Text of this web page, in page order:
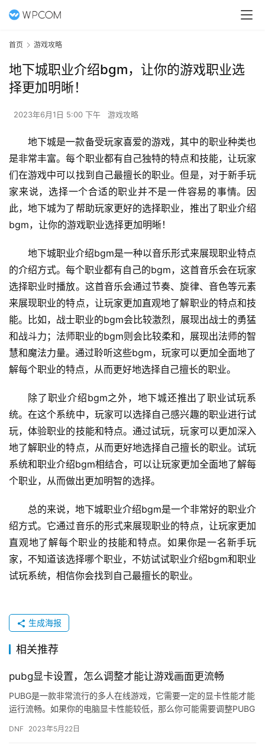
首页 游戏攻略
地下城职业介绍bgm，让你的游戏职业选
择更加明晰！
2023年6月1日 5:00 下午 游戏攻略
地下城是一款备受玩家喜爱的游戏，其中的职业种类也
是非常丰富。每个职业都有自己独特的特点和技能，让玩家
们在游戏中可以找到自己最擅长的职业。但是，对于新手玩
家来说，选择一个合适的职业并不是一件容易的事情。因
此，地下城为了帮助玩家更好的选择职业，推出了职业介绍
bgm，让你的游戏职业选择更加明晰！
地下城职业介绍bgm是一种以音乐形式来展现职业特点
的介绍方式。每个职业都有自己的bgm，这首音乐会在玩家
选择职业时播放。这首音乐会通过节奏、旋律、音色等元素
来展现职业的特点，让玩家更加直观地了解职业的特点和技
能。比如，战士职业的bgm会比较激烈，展现出战士的勇猛
和战斗力；法师职业的bgm则会比较柔和，展现出法师的智
慧和魔法力量。通过聆听这些bgm，玩家可以更加全面地了
解每个职业的特点，从而更好地选择自己擅长的职业。
除了职业介绍bgm之外，地下城还推出了职业试玩系
统。在这个系统中，玩家可以选择自己感兴趣的职业进行试
玩，体验职业的技能和特点。通过试玩，玩家可以更加深入
地了解职业的特点，从而更好地选择自己擅长的职业。试玩
系统和职业介绍bgm相结合，可以让玩家更加全面地了解每
个职业，从而做出更加明智的选择。
总的来说，地下城职业介绍bgm是一个非常好的职业介
绍方式。它通过音乐的形式来展现职业的特点，让玩家更加
直观地了解每个职业的技能和特点。如果你是一名新手玩
家，不知道该选择哪个职业，不妨试试职业介绍bgm和职业
试玩系统，相信你会找到自己最擅长的职业。
生成海报
相关推荐
pubg显卡设置，怎么调整才能让游戏画面更流畅
PUBG是一款非常流行的多人在线游戏，它需要一定的显卡性能才能
运行流畅。如果你的电脑显卡性能较低，那么你可能需要调整PUBG
DNF 2023年5月22日